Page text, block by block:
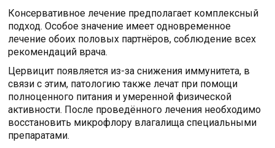
Консервативное лечение предполагает комплексный
подход. Особое значение имеет одновременное
лечение обоих половых партнёров, соблюдение всех
рекомендаций врача.
Цервицит появляется из-за снижения иммунитета, в
связи с этим, патологию также лечат при помощи
полноценного питания и умеренной физической
активности. После проведённого лечения необходимо
восстановить микрофлору влагалища специальными
препаратами.